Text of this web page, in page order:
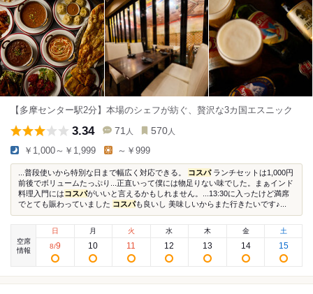
【多摩センター駅2分】本場のシェフが紡ぐ、贅沢な3カ国エスニック
3.34 71 人 570 人
￥1,000～￥1,999 ～￥999
...普段使いから特別な日まで幅広く対応できる。 コスパランチセットは1,000円
前後でボリュームたっぷり...正直いって僕には物足りない味でした。まぁインド
料理入門にはコスパがいいと言えるかもしれません。...13:30に入ったけど満席
でとても賑わっていました コスパも良いし 美味しいからまた行きたいです♪...
空席
情報
日
8/9
月
10
火
11
水
12
木
13
金
14
土
15